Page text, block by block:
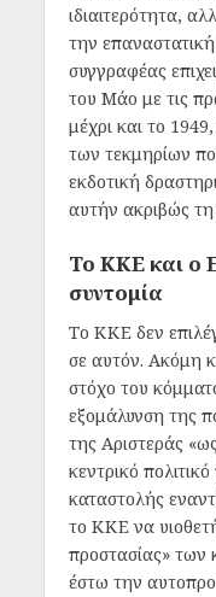
ιδιαιτερότητα,
την
συγγραφέας
του Μάο με τις
μέχρι και το
των τεκμηρίων
εκδοτική
αυτήν ακριβώς
Το ΚΚΕ και ο
συντομία
Το ΚΚΕ δεν
σε αυτόν. Ακόμη
στόχο του
εξομάλυνση της
της Αριστεράς
κεντρικό
καταστολής
το ΚΚΕ να
προστασίας» των
έστω την